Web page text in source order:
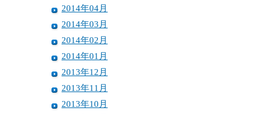
2014年04月
2014年03月
2014年02月
2014年01月
2013年12月
2013年11月
2013年10月